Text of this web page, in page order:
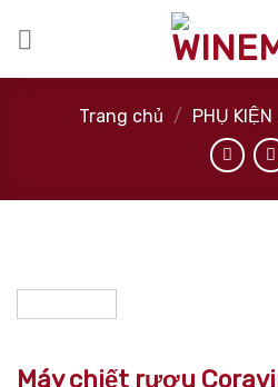
Trang chủ / PHỤ KIỆN
Máy chiết rượu